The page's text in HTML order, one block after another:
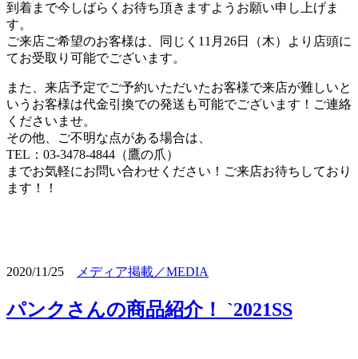
到着まで今しばらくお待ち頂きますようお願い申し上げま
す。
ご来店ご希望のお客様は、同じく11月26日（木）より店頭に
てお受取り可能でございます。
また、来店予定でご予約いただいたお客様で来店が難しいと
いうお客様は代金引換での発送も可能でございます！ご連絡
くださいませ。
その他、ご不明な点がある場合は、
TEL：03-3478-4844（鷹の爪）
までお気軽にお問い合わせください！ご来店お待ちしており
ます！！
2020/11/25 メディア掲載／MEDIA
パンクさんの商品紹介！ `2021SS